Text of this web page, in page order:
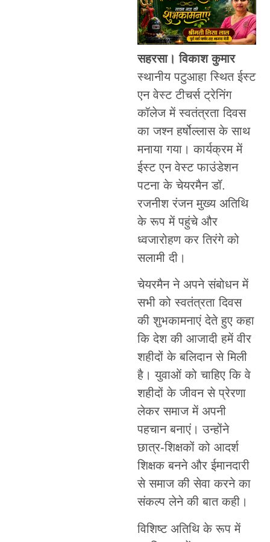
सहरसा। विकाश कुमार
स्थानीय पटुआहा स्थित ईस्ट
एन वेस्ट टीचर्स ट्रेनिंग
कॉलेज में स्वतंत्रता दिवस
का जश्न हर्षोल्लास के साथ
मनाया गया। कार्यक्रम में
ईस्ट एन वेस्ट फाउंडेशन
पटना के चेयरमैन डॉ.
रजनीश रंजन मुख्य अतिथि
के रूप में पहुंचे और
ध्वजारोहण कर तिरंगे को
सलामी दी।
चेयरमैन ने अपने संबोधन में
सभी को स्वतंत्रता दिवस
की शुभकामनाएं देते हुए कहा
कि देश की आजादी हमें वीर
शहीदों के बलिदान से मिली
है। युवाओं को चाहिए कि वे
शहीदों के जीवन से प्रेरणा
लेकर समाज में अपनी
पहचान बनाएं। उन्होंने
छात्र-शिक्षकों को आदर्श
शिक्षक बनने और ईमानदारी
से समाज की सेवा करने का
संकल्प लेने की बात कही।
विशिष्ट अतिथि के रूप में